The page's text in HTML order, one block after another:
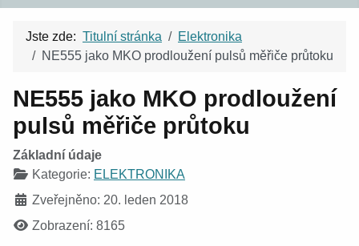
Jste zde: Titulní stránka
Elektronika
NE555 jako MKO prodloužení pulsů měřiče průtoku
NE555 jako MKO prodloužení
pulsů měřiče průtoku
Základní údaje
Kategorie: ELEKTRONIKA
Zveřejněno: 20. leden 2018
Zobrazení: 8165